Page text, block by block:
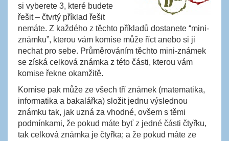
si vyberete 3, které budete
řešit – čtvrtý příklad řešit
nemáte. Z každého z těchto příkladů dostanete “mini-
známku”, kterou vám komise může říct anebo si ji
nechat pro sebe. Průměrováním těchto mini-známek
se získá celková známka z této části, kterou vám
komise řekne okamžitě.
Komise pak může ze všech tří známek (matematika,
informatika a bakalářka) složit jednu výslednou
známku tak, jak uzná za vhodné, ovšem s těmi
podmínkami, že pokud máte byť z jedné části čtyřku,
tak celková známka je čtyřka; a že pokud máte ze